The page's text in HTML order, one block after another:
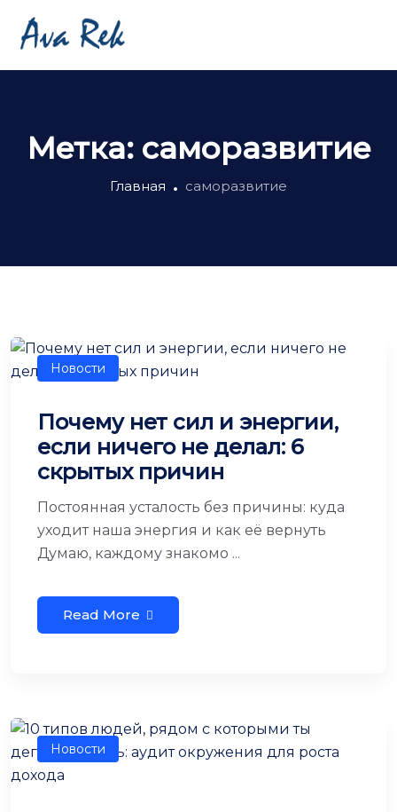
Метка: саморазвитие
Главная саморазвитие
Новости
Почему нет сил и энергии,
если ничего не делал: 6
скрытых причин
Постоянная усталость без причины: куда
уходит наша энергия и как её вернуть
Думаю, каждому знакомо ...
Read More
Новости